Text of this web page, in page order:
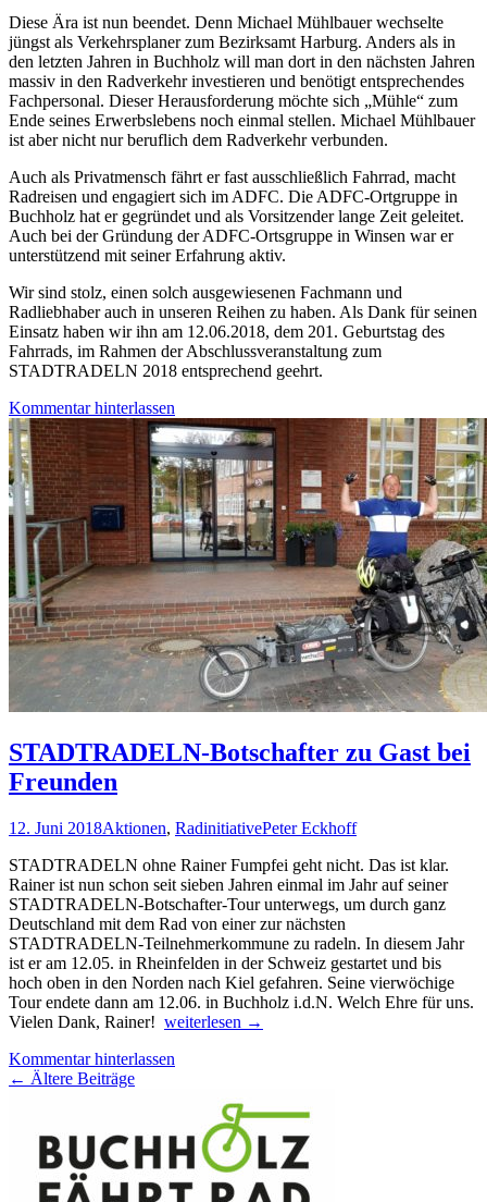
Diese Ära ist nun beendet. Denn Michael Mühlbauer wechselte
jüngst als Verkehrsplaner zum Bezirksamt Harburg. Anders als in
den letzten Jahren in Buchholz will man dort in den nächsten Jahren
massiv in den Radverkehr investieren und benötigt entsprechendes
Fachpersonal. Dieser Herausforderung möchte sich „Mühle“ zum
Ende seines Erwerbslebens noch einmal stellen. Michael Mühlbauer
ist aber nicht nur beruflich dem Radverkehr verbunden.
Auch als Privatmensch fährt er fast ausschließlich Fahrrad, macht
Radreisen und engagiert sich im ADFC. Die ADFC-Ortgruppe in
Buchholz hat er gegründet und als Vorsitzender lange Zeit geleitet.
Auch bei der Gründung der ADFC-Ortsgruppe in Winsen war er
unterstützend mit seiner Erfahrung aktiv.
Wir sind stolz, einen solch ausgewiesenen Fachmann und
Radliebhaber auch in unseren Reihen zu haben. Als Dank für seinen
Einsatz haben wir ihn am 12.06.2018, dem 201. Geburtstag des
Fahrrads, im Rahmen der Abschlussveranstaltung zum
STADTRADELN 2018 entsprechend geehrt.
Kommentar hinterlassen
STADTRADELN-Botschafter zu Gast bei
Freunden
12. Juni 2018Aktionen, RadinitiativePeter Eckhoff
STADTRADELN ohne Rainer Fumpfei geht nicht. Das ist klar.
Rainer ist nun schon seit sieben Jahren einmal im Jahr auf seiner
STADTRADELN-Botschafter-Tour unterwegs, um durch ganz
Deutschland mit dem Rad von einer zur nächsten
STADTRADELN-Teilnehmerkommune zu radeln. In diesem Jahr
ist er am 12.05. in Rheinfelden in der Schweiz gestartet und bis
hoch oben in den Norden nach Kiel gefahren. Seine vierwöchige
Tour endete dann am 12.06. in Buchholz i.d.N. Welch Ehre für uns.
Vielen Dank, Rainer! STADTRADELN-
zu
Freunden
weiterlesen →
Kommentar hinterlassen
Beitragsnavigation
← Ältere Beiträge